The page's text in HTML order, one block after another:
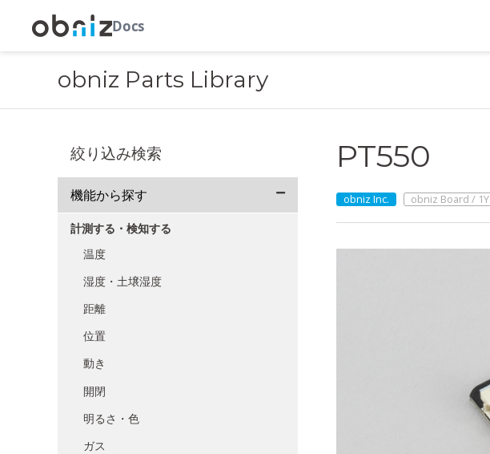
Docs
obniz Parts Library
絞り込み検索
機能から探す
計測する・検知する
温度
湿度・土壌湿度
距離
位置
動き
開閉
明るさ・色
ガス
PT550
obniz Inc. obniz Board / 1Y